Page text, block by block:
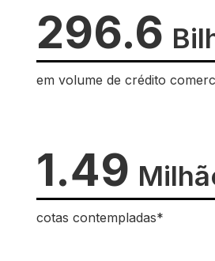
296.6
em volume de crédito
1.49
cotas contempladas*